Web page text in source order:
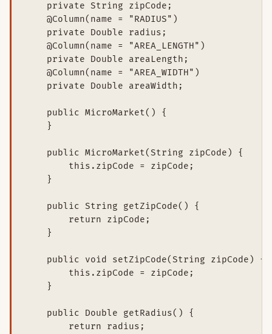
    private String zipCode;
    @Column(name = "RADIUS")
    private Double radius;
    @Column(name = "AREA_LENGTH")
    private Double areaLength;
    @Column(name = "AREA_WIDTH")
    private Double areaWidth;
    public MicroMarket() {
    }
    public MicroMarket(String zipCode) {
        this.zipCode = zipCode;
    }
    public String getZipCode() {
        return zipCode;
    }
    public void setZipCode(String zipCode) {
        this.zipCode = zipCode;
    }
    public Double getRadius() {
        return radius;